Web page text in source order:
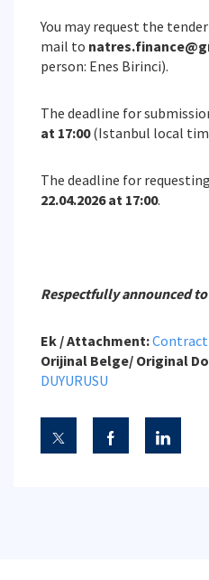
You may request the
mail to
person: Enes Birinci).
The deadline for
at 17:00(Istanbul local
The deadline for
22.04.2026 at 17:00.
Respectfully announced
Ek / Attachment:
Orijinal Belge/ Original
DUYURUSU